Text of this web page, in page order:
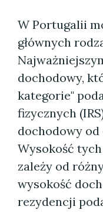
W Portugalii
głównych
dochodowy,
kategorie"
fizycznych
dochodowy od
Wysokość tych
zależy od
wysokość
rezydencji